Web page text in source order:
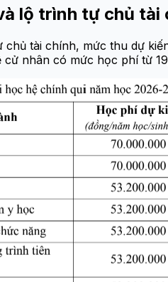
lộ trình tự chủ tài
tài chính, mức thu dự
nhân có mức học phí từ